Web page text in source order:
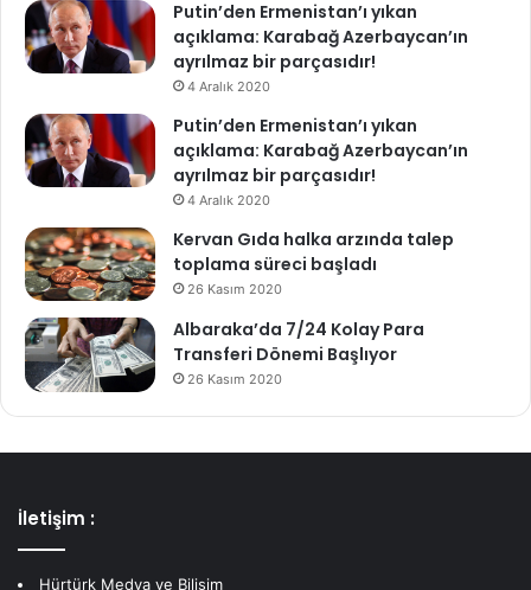
Putin’den Ermenistan’ı yıkan
açıklama: Karabağ Azerbaycan’ın
ayrılmaz bir parçasıdır!
4 Aralık 2020
Putin’den Ermenistan’ı yıkan
açıklama: Karabağ Azerbaycan’ın
ayrılmaz bir parçasıdır!
4 Aralık 2020
Kervan Gıda halka arzında talep
toplama süreci başladı
26 Kasım 2020
Albaraka’da 7/24 Kolay Para
Transferi Dönemi Başlıyor
26 Kasım 2020
İletişim :
Hürtürk Medya ve Bilişim